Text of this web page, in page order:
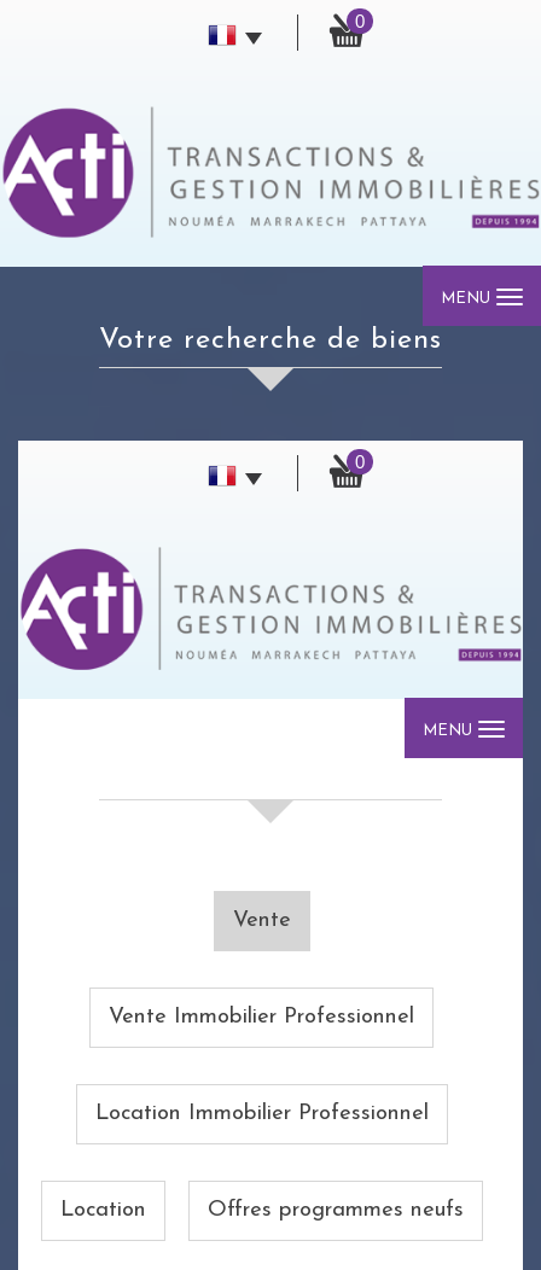
0
MENU
votre recherche de biens
0
MENU
Vente
Vente Immobilier Professionnel
Location Immobilier Professionnel
Location Offres programmes neufs